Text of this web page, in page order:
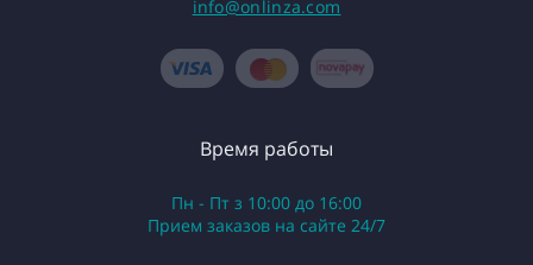
info@onlinza.com
Время работы
Пн - Пт з 10:00 до 16:00
Приeм заказов на сайте 24/7